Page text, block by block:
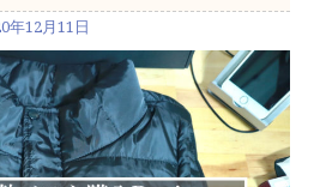
年12月11日